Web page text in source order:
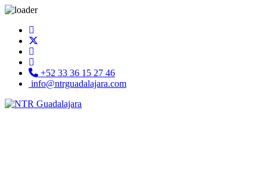
+52 33 36 15 27 46
info@ntrguadalajara.com